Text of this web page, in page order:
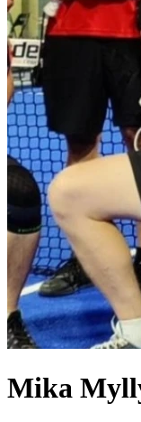
Mika